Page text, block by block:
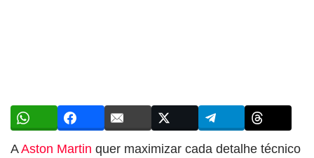
AAston Martin quer maximizar cada detalhe técnico